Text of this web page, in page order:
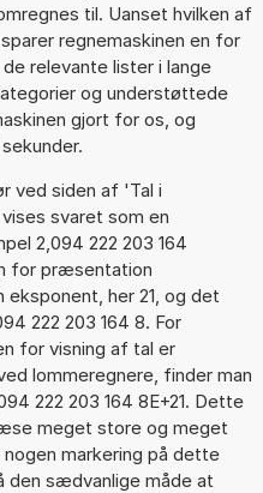
til. Uanset hvilken af
regnemaskinen en for
relevante lister i lange
og understøttede
gjort for os, og
ved siden af 'Tal i
svaret som en
2,094 222 203 164
for præsentation
her 21, og det
222 203 164 8. For
for visning af tal er
lommeregnere, finder man
222 203 164 8E+21. Dette
meget store og meget
markering på dette
den sædvanlige måde at